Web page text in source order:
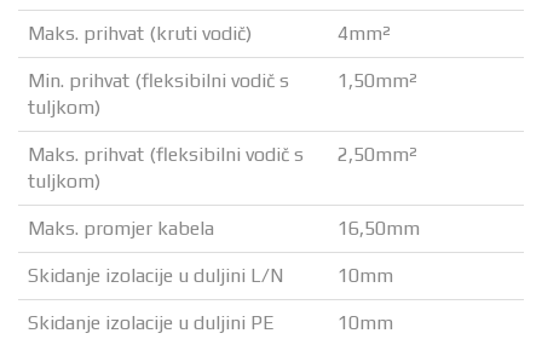
Maks. prihvat (kruti vodič) 4mm²
Min. prihvat (fleksibilni vodič s
tuljkom)
1,50mm²
Maks. prihvat (fleksibilni vodič s
tuljkom)
2,50mm²
Maks. promjer kabela 16,50mm
Skidanje izolacije u duljini L/N 10mm
Skidanje izolacije u duljini PE 10mm